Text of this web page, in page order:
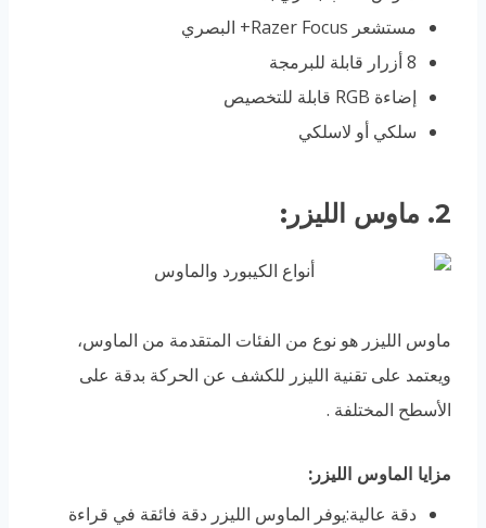
مستشعر Razer Focus+ البصري
8 أزرار قابلة للبرمجة
إضاءة RGB قابلة للتخصيص
سلكي أو لاسلكي
2. ماوس الليزر:
ماوس الليزر هو نوع من الفئات المتقدمة من الماوس،
ويعتمد على تقنية الليزر للكشف عن الحركة بدقة على
الأسطح المختلفة .
مزايا الماوس الليزر :
دقة عالية:يوفر الماوس الليزر دقة فائقة في قراءة